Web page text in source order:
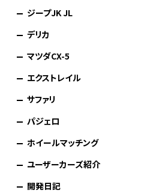
ジープJK JL
デリカ
マツダCX-5
エクストレイル
サファリ
パジェロ
ホイールマッチング
ユーザーカーズ紹介
開発日記